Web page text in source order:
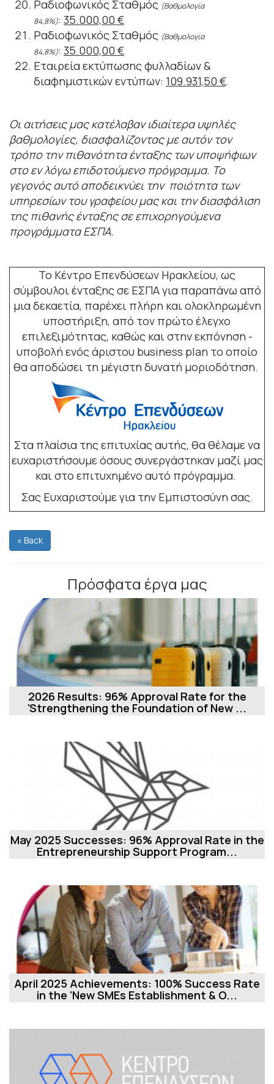
Ραδιοφωνικός Σταθμός (Βαθμολογία
84,8%): 35.000,00 €
Ραδιοφωνικός Σταθμός (Βαθμολογία
84,8%): 35.000,00 €
Εταιρεία εκτύπωσης φυλλαδίων &
διαφημιστικών εντύπων: 109.931,50 €.
Οι αιτήσεις μας κατέλαβαν ιδιαίτερα υψηλές
βαθμολογίες, διασφαλίζοντας με αυτόν τον
τρόπο την πιθανότητα ένταξης των υποψήφιων
στο εν λόγω επιδοτούμενο πρόγραμμα. Το
γεγονός αυτό αποδεικνύει την ποιότητα των
υπηρεσίων του γραφείου μας και την διασφάλιση
της πιθανής ένταξης σε επιχορηγούμενα
προγράμματα ΕΣΠΑ.
Το Κέντρο Επενδύσεων Ηρακλείου, ως
σύμβουλοι ένταξης σε ΕΣΠΑ για παραπάνω από
μια δεκαετία, παρέχει πλήρη και ολοκληρωμένη
υποστήριξη, από τον πρώτο έλεγχο
επιλεξιμότητας, καθώς και στην εκπόνηση -
υποβολή ενός άριστου business plan το οποίο
θα αποδώσει τη μέγιστη δυνατή μοριοδότηση.
Στα πλαίσια της επιτυχίας αυτής, θα θέλαμε να
ευχαριστήσουμε όσους συνεργάστηκαν μαζί μας
και στο επιτυχημένο αυτό πρόγραμμα.
Σας Ευχαριστούμε για την Εμπιστοσύνη σας.
« Back
Πρόσφατα έργα μας
2026 Results: 96% Approval Rate for the
'Strengthening the Foundation of New ...
May 2025 Successes: 96% Approval Rate in the
Entrepreneurship Support Program...
April 2025 Achievements: 100% Success Rate
in the 'New SMEs Establishment & O...